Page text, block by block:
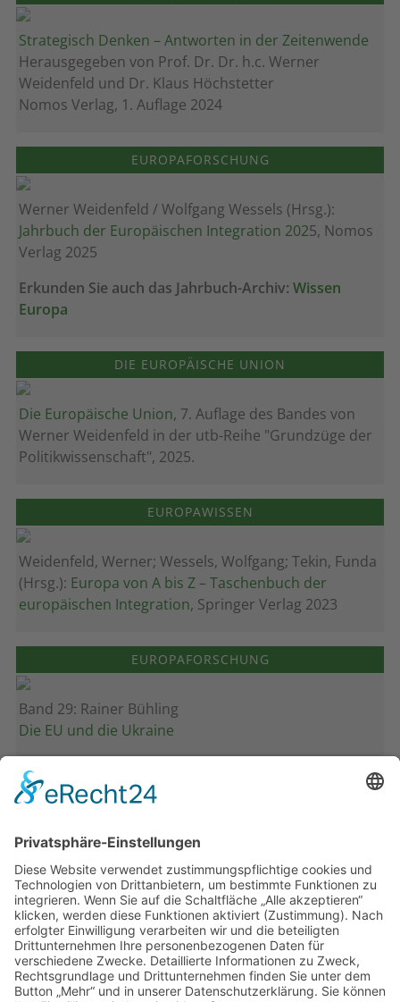
Strategisch Denken – Antworten in der Zeitenwende
Herausgegeben von Prof. Dr. Dr. h.c. Werner
Weidenfeld und Dr. Klaus Höchstetter
Nomos Verlag, 1. Auflage 2024
EUROPAFORSCHUNG
Werner Weidenfeld / Wolfgang Wessels (Hrsg.):
Jahrbuch der Europäischen Integration 2025, Nomos
Verlag 2025
Erkunden Sie auch das Jahrbuch-Archiv: Wissen
Europa
DIE EUROPÄISCHE UNION
Die Europäische Union, 7. Auflage des Bandes von
Werner Weidenfeld in der utb-Reihe "Grundzüge der
Politikwissenschaft", 2025.
EUROPAWISSEN
Weidenfeld, Werner; Wessels, Wolfgang; Tekin, Funda
(Hrsg.): Europa von A bis Z – Taschenbuch der
europäischen Integration, Springer Verlag 2023
EUROPAFORSCHUNG
Band 29: Rainer Bühling
Die EU und die Ukraine
Band 28: Andrea Zeller
Eurorettung um jeden Preis?
Band 27: Thomas Jansen
Europa verstehen
Band 26: Andreas Öffner
Die Macht der Interessen
Band 25: Edmund Ratka